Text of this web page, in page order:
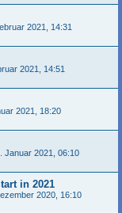
2021, 14:31
2021, 14:51
2021, 18:20
Januar 2021, 06:10
in 2021
2020, 16:10